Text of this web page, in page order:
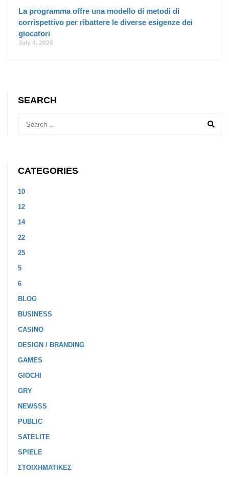
La programma offre una modello di metodi di
corrispettivo per ribattere le diverse esigenze dei
giocatori
July 4, 2026
SEARCH
CATEGORIES
10
12
14
22
25
5
6
BLOG
BUSINESS
CASINO
DESIGN / BRANDING
GAMES
GIOCHI
GRY
NEWSSS
PUBLIC
SATELITE
SPIELE
ΣΤΟΙΧΗΜΑΤΙΚΕΣ